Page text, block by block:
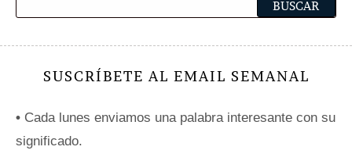
SUSCRÍBETE AL EMAIL SEMANAL
• Cada lunes enviamos una palabra interesante con su
significado.